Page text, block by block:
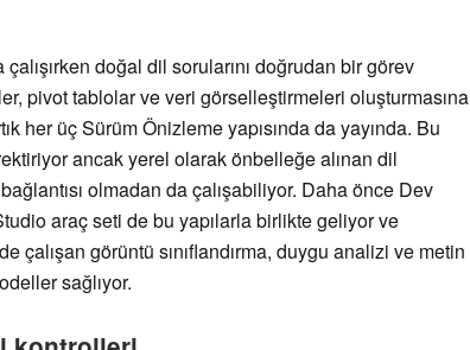
doğal dil sorularını doğrudan bir görev
pivot tablolar ve veri görselleştirmeleri oluşturmasına
her üç Sürüm Önizleme yapısında da yayında. Bu
ancak yerel olarak önbelleğe alınan dil
olmadan da çalışabiliyor. Daha önce Dev
araç seti de bu yapılarla birlikte geliyor ve
çalışan görüntü sınıflandırma, duygu analizi ve metin
sağlıyor.